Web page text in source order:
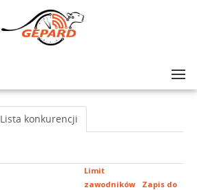
Lista konkurencji
Limit
zawodników
Zapis do